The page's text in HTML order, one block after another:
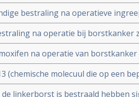
bestraling na operatieve
blijkt uit Canadese studie
ontwikkelde na 20 maanden een
na operatie bij borstkanker
na operatie van
vanaf 50 jaar lijkt deze
hier geen verschil in overall
(chemische molecuul die op een
) aanvullend op bestraling geeft
linkerborst is bestraald hebben